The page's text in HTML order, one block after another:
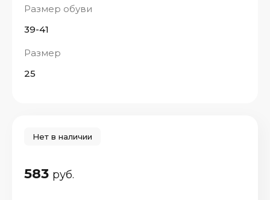
Размер обуви
39-41
Размер
25
Нет в наличии
583 руб.